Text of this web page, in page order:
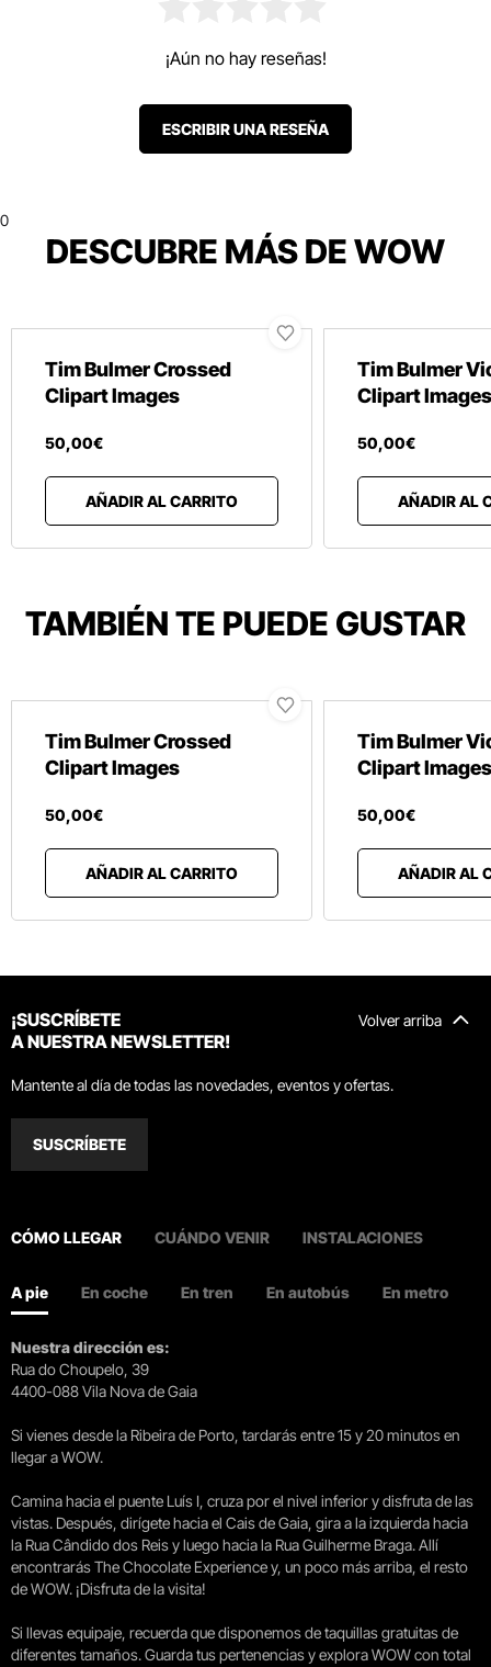
¡Aún no hay reseñas!
ESCRIBIR UNA RESEÑA
0
DESCUBRE MÁS DE WOW
Tim Bulmer Crossed
Clipart Images
50,00€
AÑADIR AL CARRITO
Tim Bulmer
Clipart Images
50,00€
AÑADIR AL
TAMBIÉN TE PUEDE GUSTAR
Tim Bulmer Crossed
Clipart Images
50,00€
AÑADIR AL CARRITO
Tim Bulmer
Clipart Images
50,00€
AÑADIR AL
Volver arriba
¡SUSCRÍBETE
A NUESTRA NEWSLETTER!
Mantente al día de todas las novedades, eventos y ofertas.
SUSCRÍBETE
CÓMO LLEGAR CUÁNDO VENIR INSTALACIONES
A pie En coche En tren En autobús En metro
Nuestra dirección es:
Rua do Choupelo, 39
4400-088 Vila Nova de Gaia
Si vienes desde la Ribeira de Porto, tardarás entre 15 y 20 minutos en
llegar a WOW.
Camina hacia el puente Luís I, cruza por el nivel inferior y disfruta de las
vistas. Después, dirígete hacia el Cais de Gaia, gira a la izquierda hacia
la Rua Cândido dos Reis y luego hacia la Rua Guilherme Braga. Allí
encontrarás The Chocolate Experience y, un poco más arriba, el resto
de WOW. ¡Disfruta de la visita!
Si llevas equipaje, recuerda que disponemos de taquillas gratuitas de
diferentes tamaños. Guarda tus pertenencias y explora WOW con total